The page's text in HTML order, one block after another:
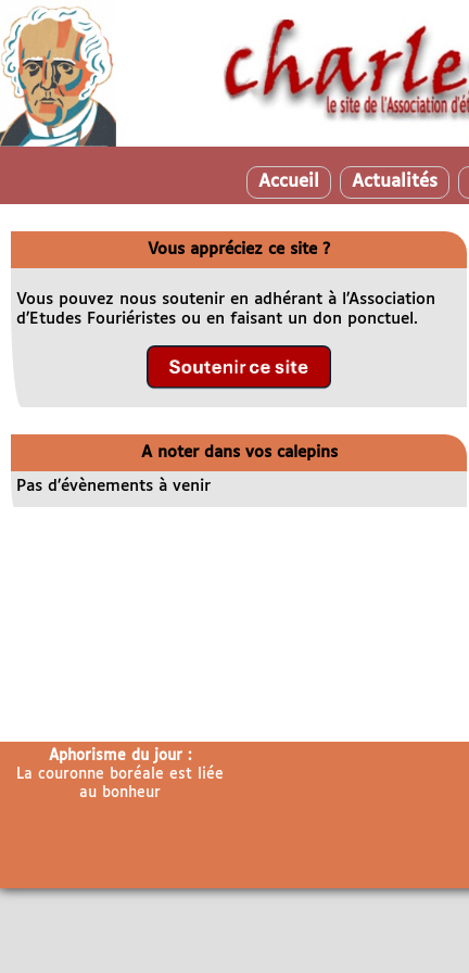
Accueil Actualités
Vous appréciez ce site ?
Vous pouvez nous soutenir en adhérant à l’Association
d’Etudes Fouriéristes ou en faisant un don ponctuel.
A noter dans vos calepins
Pas d’évènements à venir
Aphorisme du jour :
La couronne boréale est liée
au bonheur